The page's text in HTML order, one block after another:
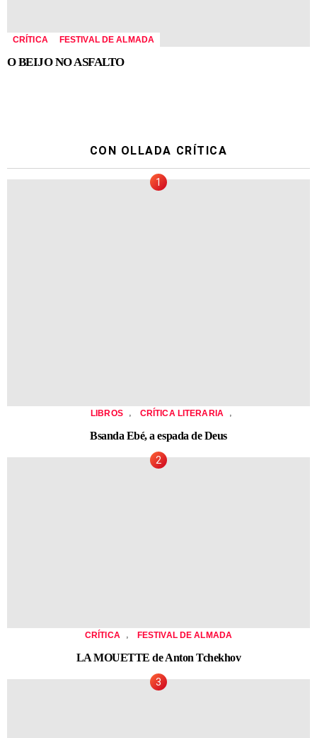
CRÍTICA FESTIVAL DE ALMADA
O BEIJO NO ASFALTO
CON OLLADA CRÍTICA
LIBROS , CRÍTICA LITERARIA ,
Bsanda Ebé, a espada de Deus
CRÍTICA , FESTIVAL DE ALMADA
LA MOUETTE de Anton Tchekhov